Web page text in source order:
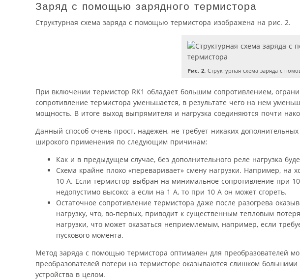
Заряд с помощью зарядного термистора
Структурная схема заряда с помощью термистора изображена на рис. 2.
Рис. 2. Структурная схема заряда с
При включении термистор RK1 обладает большим сопротивлением,
сопротивление термистора уменьшается, в результате чего на нем
мощность. В итоге выход выпрямителя и нагрузка соединяются почти
Данный способ очень прост, надежен, не требует никаких
широкого применения по следующим причинам:
Как и в предыдущем случае, без дополнительного реле нагрузка
Схема крайне плохо «переваривает» смену нагрузки. Например, на
10 А. Если термистор выбран на минимальное сопротивление при
недопустимо высоко; а если на 1 А, то при 10 А он может сгореть.
Остаточное сопротивление термистора даже после разогрева
нагрузку, что, во-первых, приводит к существенным тепловым
нагрузки, что может оказаться неприемлемым, например, если
пускового момента.
Метод заряда с помощью термистора оптимален для преобразователей
преобразователей потери на термисторе оказываются слишком
устройства в целом.